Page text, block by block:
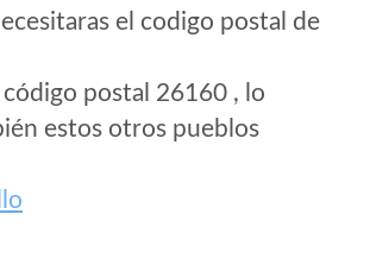
el codigo postal de
código postal 26160 , lo
estos otros pueblos